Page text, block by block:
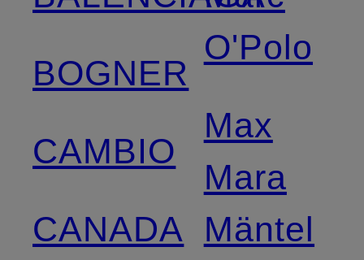
BOGNER
CAMBIO
CANADA
O'Polo
Max
Mara
Mäntel